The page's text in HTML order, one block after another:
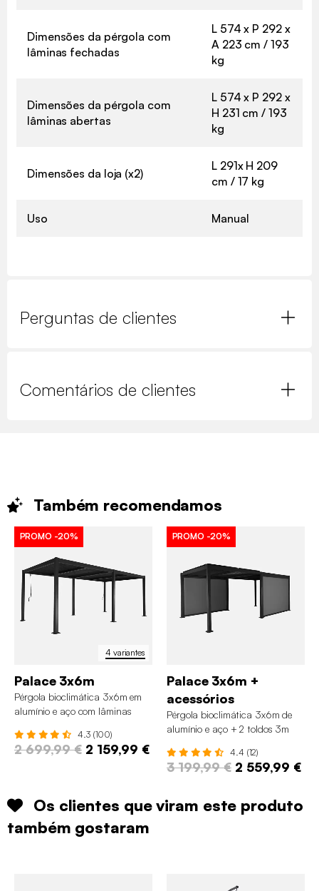
Dimensões da pérgola com
lâminas fechadas
L 574 x P 292 x
A 223 cm / 193
kg
Dimensões da pérgola com
lâminas abertas
L 574 x P 292 x
H 231 cm / 193
kg
Dimensões da loja (x2)
L 291x H 209
cm / 17 kg
Uso Manual
Perguntas de clientes
Comentários de clientes
Também recomendamos
4 variantes
PROMO -20%
Palace 3x6m
Pérgola bioclimática 3x6m em
alumínio e aço com lâminas
4.3 (100)
2 699,99 € 2 159,99 €
PROMO -20%
Palace 3x6m +
acessórios
Pérgola bioclimática 3x6m de
alumínio e aço + 2 toldos 3m
4.4 (12)
3 199,99 € 2 559,99 €
Os clientes que viram este produto
também gostaram